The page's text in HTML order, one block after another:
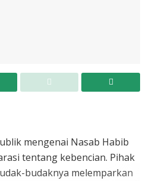
mengenai Nasab Habib
tentang kebencian. Pihak
budaknya melemparkan